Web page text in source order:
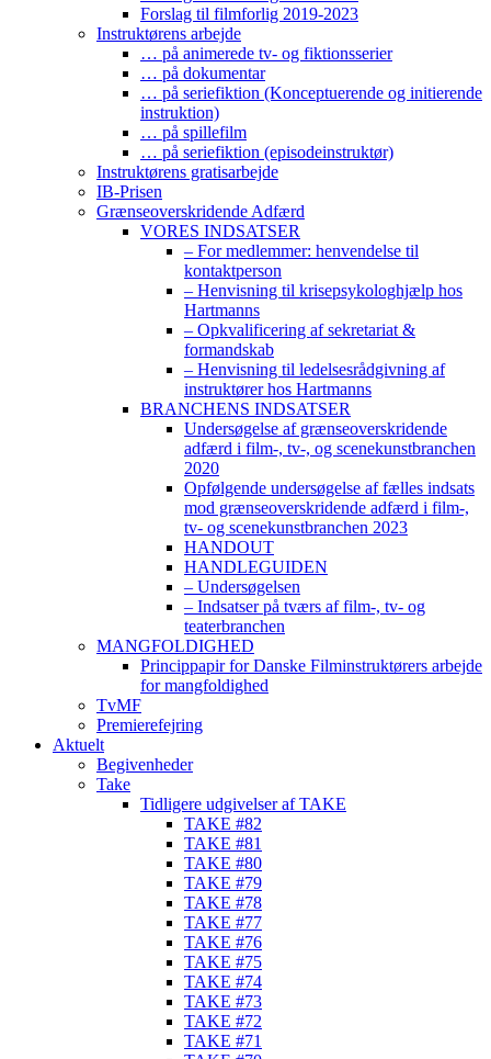
Forslag til filmforlig 2019-2023
Instruktørens arbejde
… på animerede tv- og fiktionsserier
… på dokumentar
… på seriefiktion (Konceptuerende og initierende
instruktion)
… på spillefilm
… på seriefiktion (episodeinstruktør)
Instruktørens gratisarbejde
IB-Prisen
Grænseoverskridende Adfærd
VORES INDSATSER
– For medlemmer: henvendelse til
kontaktperson
– Henvisning til krisepsykologhjælp hos
Hartmanns
– Opkvalificering af sekretariat &
formandskab
– Henvisning til ledelsesrådgivning af
instruktører hos Hartmanns
BRANCHENS INDSATSER
Undersøgelse af grænseoverskridende
adfærd i film-, tv-, og scenekunstbranchen
2020
Opfølgende undersøgelse af fælles indsats
mod grænseoverskridende adfærd i film-,
tv- og scenekunstbranchen 2023
HANDOUT
HANDLEGUIDEN
– Undersøgelsen
– Indsatser på tværs af film-, tv- og
teaterbranchen
MANGFOLDIGHED
Princippapir for Danske Filminstruktørers arbejde
for mangfoldighed
TvMF
Premierefejring
Aktuelt
Begivenheder
Take
Tidligere udgivelser af TAKE
TAKE #82
TAKE #81
TAKE #80
TAKE #79
TAKE #78
TAKE #77
TAKE #76
TAKE #75
TAKE #74
TAKE #73
TAKE #72
TAKE #71